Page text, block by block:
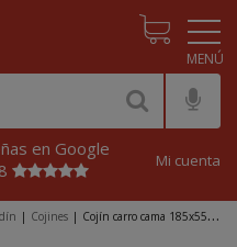
en Google
Mi cuenta
| Cojines | Cojín carro cama 185x55x6